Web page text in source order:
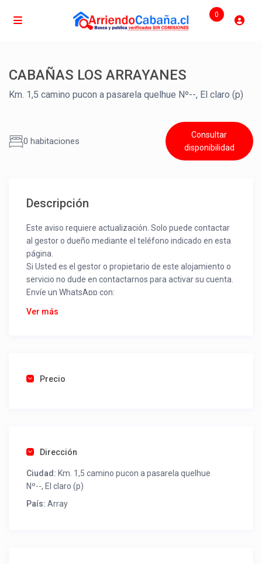
0
CABAÑAS LOS ARRAYANES
Km. 1,5 camino pucon a pasarela quelhue Nº--, El claro (p)
0 habitaciones
Consultar
disponibilidad
Descripción
Este aviso requiere actualización. Solo puede contactar
al gestor o dueño mediante el teléfono indicado en esta
página.
Si Usted es el gestor o propietario de este alojamiento o
servicio no dude en contactarnos para activar su cuenta.
Envíe un WhatsApp con:
Nombre alojamiento o servicio
Una foto de cuenta de luz o agua o gas que acredite
como un profesional sin COMISIONES ni ESTAFAS.
Tel contacto propiedad: +56452443380
Ver más
Precio
Dirección
Ciudad: Km. 1,5 camino pucon a pasarela quelhue
Nº--, El claro (p)
País: Array